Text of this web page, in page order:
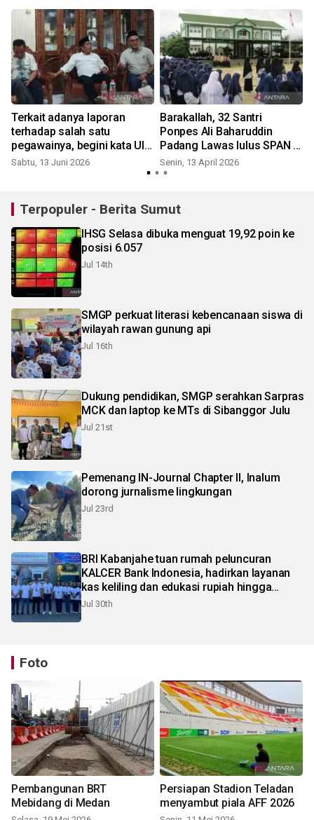
dukung pengembangan
SDM perkebunan
Terkait adanya laporan
terhadap salah satu
pegawainya, begini kata UIN
Syahada Padangsidimpuan
Sabtu, 13 Juni 2026
Barakallah, 32 Santri
Ponpes Ali Baharuddin
Padang Lawas lulus SPAN -
PTKIN dan SNBP tahun 2026
Senin, 13 April 2026
Terpopuler - Berita Sumut
IHSG Selasa dibuka menguat 19,92 poin ke
posisi 6.057
Jul 14th
SMGP perkuat literasi kebencanaan siswa di
wilayah rawan gunung api
Jul 16th
Dukung pendidikan, SMGP serahkan Sarpras
MCK dan laptop ke MTs di Sibanggor Julu
Jul 21st
Pemenang IN-Journal Chapter II, Inalum
dorong jurnalisme lingkungan
Jul 23rd
BRI Kabanjahe tuan rumah peluncuran
KALCER Bank Indonesia, hadirkan layanan
kas keliling dan edukasi rupiah hingga
pelosok Karo
Jul 30th
Foto
Pembangunan BRT
Mebidang di Medan
Persiapan Stadion Teladan
menyambut piala AFF 2026